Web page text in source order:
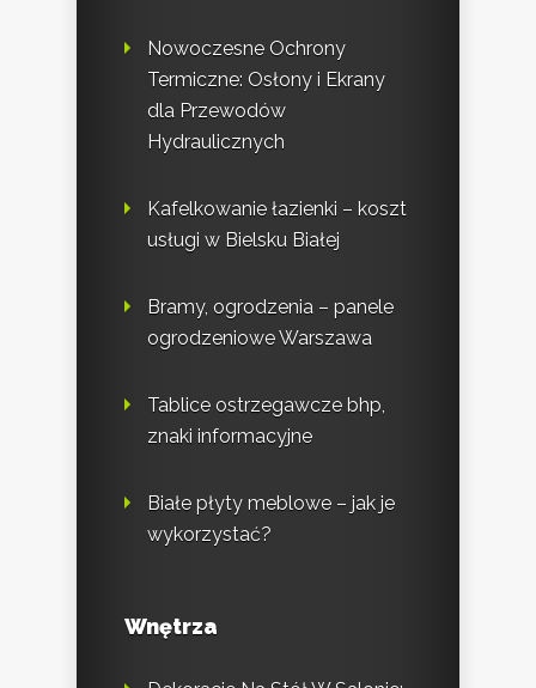
Nowoczesne Ochrony
Termiczne: Osłony i Ekrany
dla Przewodów
Hydraulicznych
Kafelkowanie łazienki – koszt
usługi w Bielsku Białej
Bramy, ogrodzenia – panele
ogrodzeniowe Warszawa
Tablice ostrzegawcze bhp,
znaki informacyjne
Białe płyty meblowe – jak je
wykorzystać?
Wnętrza